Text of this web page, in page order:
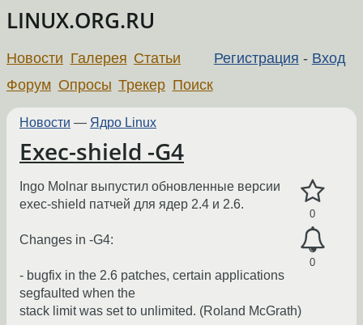
LINUX.ORG.RU
Регистрация - Вход
Новости Галерея Статьи
Форум Опросы Трекер Поиск
Новости — Ядро Linux
Exec-shield -G4
0
0
Ingo Molnar выпустил обновленные версии
exec-shield патчей для ядер 2.4 и 2.6.
Changes in -G4:
- bugfix in the 2.6 patches, certain applications
segfaulted when the
stack limit was set to unlimited. (Roland McGrath)